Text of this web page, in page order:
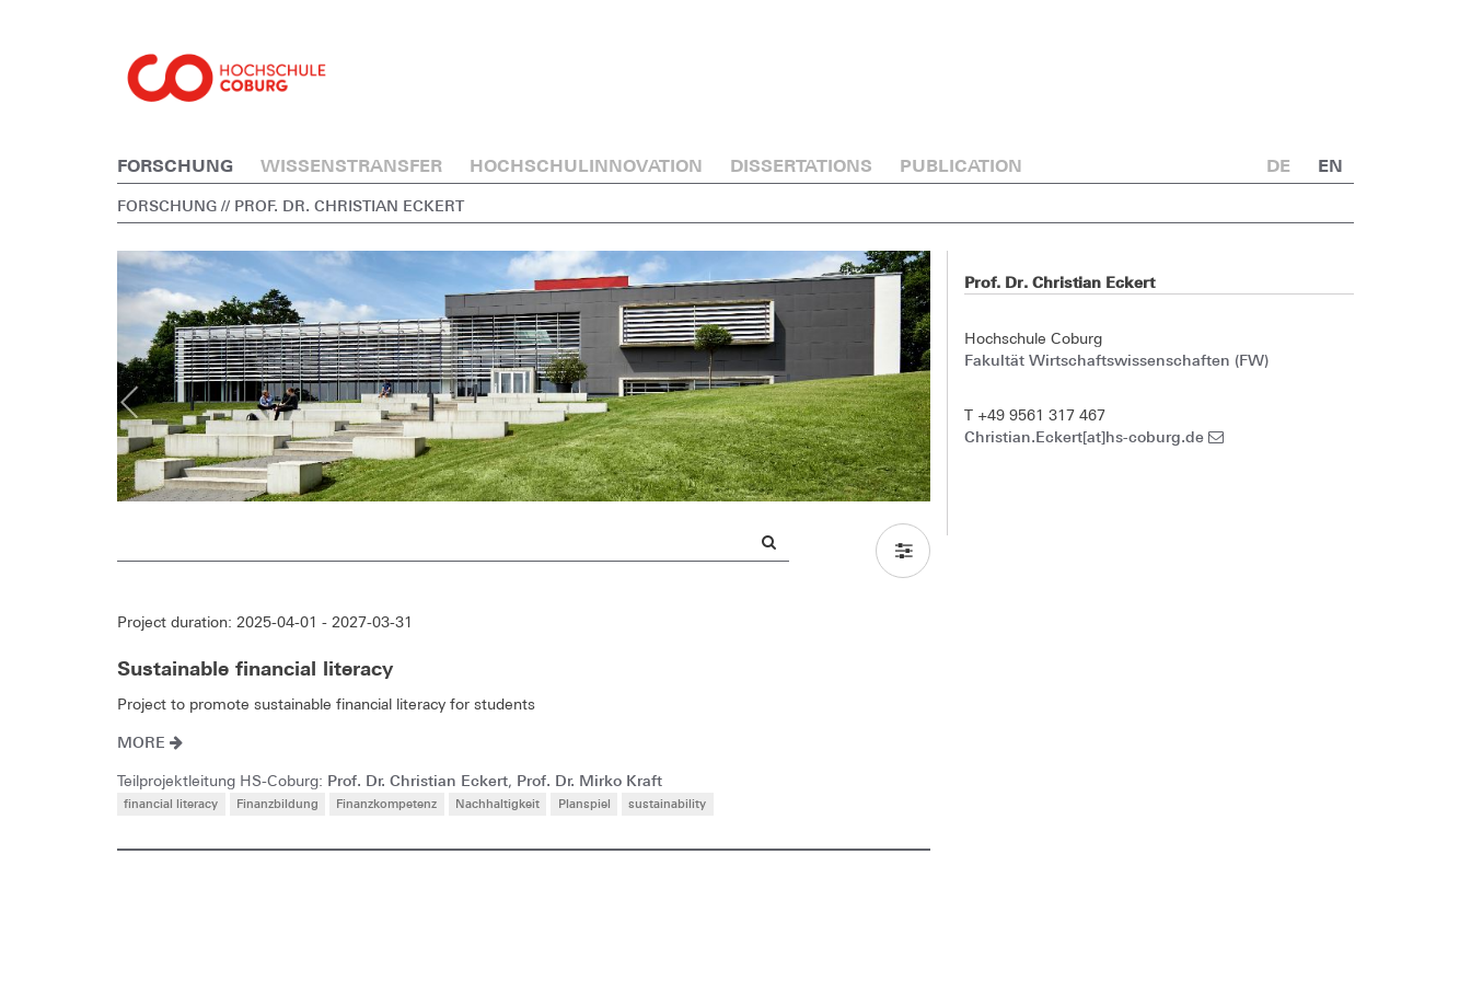
FORSCHUNG WISSENSTRANSFER HOCHSCHULINNOVATION DISSERTATIONS PUBLICATION DE EN
FORSCHUNG // PROF. DR. CHRISTIAN ECKERT
Project duration: 2025-04-01 - 2027-03-31
Sustainable financial literacy
Project to promote sustainable financial literacy for students
MORE
Teilprojektleitung HS-Coburg: Prof. Dr. Christian Eckert, Prof. Dr. Mirko Kraft
financial literacy Finanzbildung Finanzkompetenz Nachhaltigkeit Planspiel sustainability
Prof. Dr. Christian Eckert
Hochschule Coburg
Fakultät Wirtschaftswissenschaften (FW)
T +49 9561 317 467
Christian.Eckert[at]hs-coburg.de